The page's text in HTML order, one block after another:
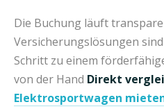
Die Buchung läuft
Versicherungslösungen
Schritt zu einem
von der Hand Direkt
Elektrosportwagen